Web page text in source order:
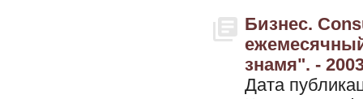
Бизнес.
знамя". -
Дата